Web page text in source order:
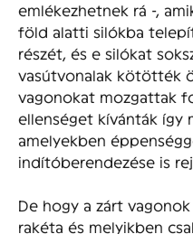
emlékezhetnek rá -,
föld alatti silókba
részét, és e silókat
vasútvonalak kötötték
vagonokat mozgattak
ellenséget kívánták így
amelyekben
indítóberendezése is
De hogy a zárt
rakéta és melyikben